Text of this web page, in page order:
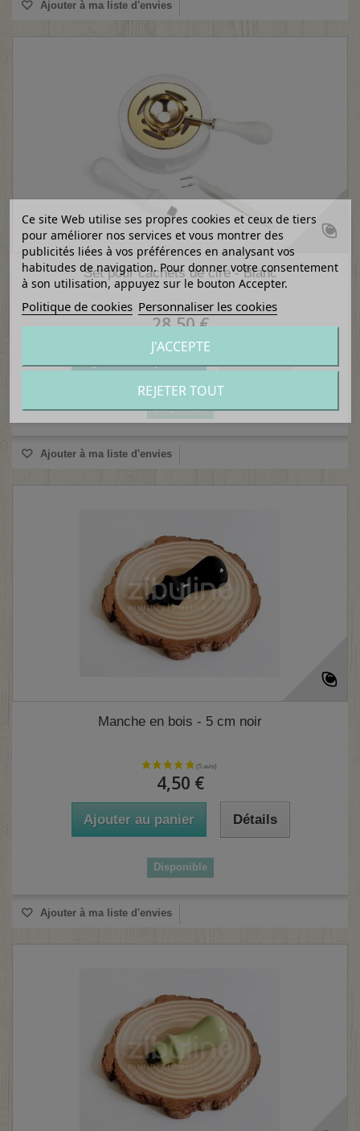
Ajouter à ma liste d'envies
Set pour cachets de cire - Blanc
28,50 €
Disponible
Ajouter à ma liste d'envies
Manche en bois - 5 cm noir
4,50 €
Ajouter au panier Détails
Disponible
Ajouter à ma liste d'envies
Ce site Web utilise ses propres cookies et ceux de tiers
pour améliorer nos services et vous montrer des
publicités liées à vos préférences en analysant vos
habitudes de navigation. Pour donner votre consentement
à son utilisation, appuyez sur le bouton Accepter.
Politique de cookies Personnaliser les cookies
REJETER TOUT
J'ACCEPTE